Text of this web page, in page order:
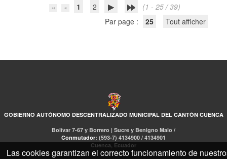
1
2
(1 - 25 / 39)
Par page :
25 Tout afficher
GOBIERNO AUTÓNOMO DESCENTRALIZADO MUNICIPAL DEL CANTÓN CUENCA
Bolívar 7-67 y Borrero | Sucre y Benigno Malo /
Conmutador: (593-7) 4134900 / 4134901
Cuenca, Ecuador
Las cookies garantizan el correcto funcionamiento de